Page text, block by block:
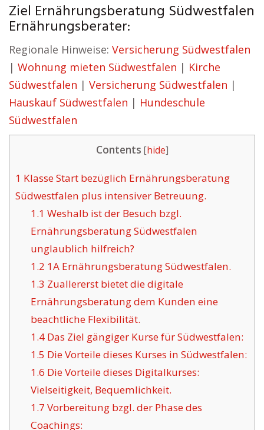
Ziel Ernährungsberatung Südwestfalen
Ernährungsberater:
Regionale Hinweise: Versicherung Südwestfalen
| Wohnung mieten Südwestfalen | Kirche
Südwestfalen | Versicherung Südwestfalen |
Hauskauf Südwestfalen | Hundeschule
Südwestfalen
Contents [hide]
1 Klasse Start bezüglich Ernährungsberatung
Südwestfalen plus intensiver Betreuung.
1.1 Weshalb ist der Besuch bzgl.
Ernährungsberatung Südwestfalen
unglaublich hilfreich?
1.2 1A Ernährungsberatung Südwestfalen.
1.3 Zuallererst bietet die digitale
Ernährungsberatung dem Kunden eine
beachtliche Flexibilität.
1.4Das Ziel gängiger Kurse für Südwestfalen:
1.5 Die Vorteile dieses Kurses in Südwestfalen:
1.6 Die Vorteile dieses Digitalkurses:
Vielseitigkeit, Bequemlichkeit.
1.7 Vorbereitung bzgl. der Phase des
Coachings: